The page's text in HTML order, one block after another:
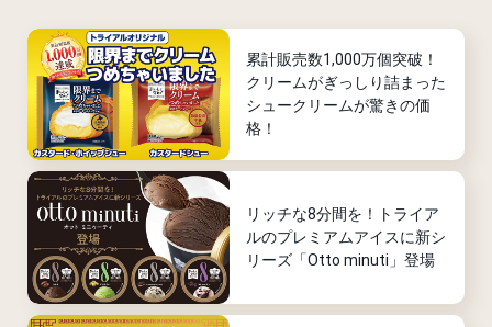
累計販売数1,000万個突破！
クリームがぎっしり詰まった
シュークリームが驚きの価
格！
リッチな8分間を！トライア
ルのプレミアムアイスに新シ
リーズ「Otto minuti」登場